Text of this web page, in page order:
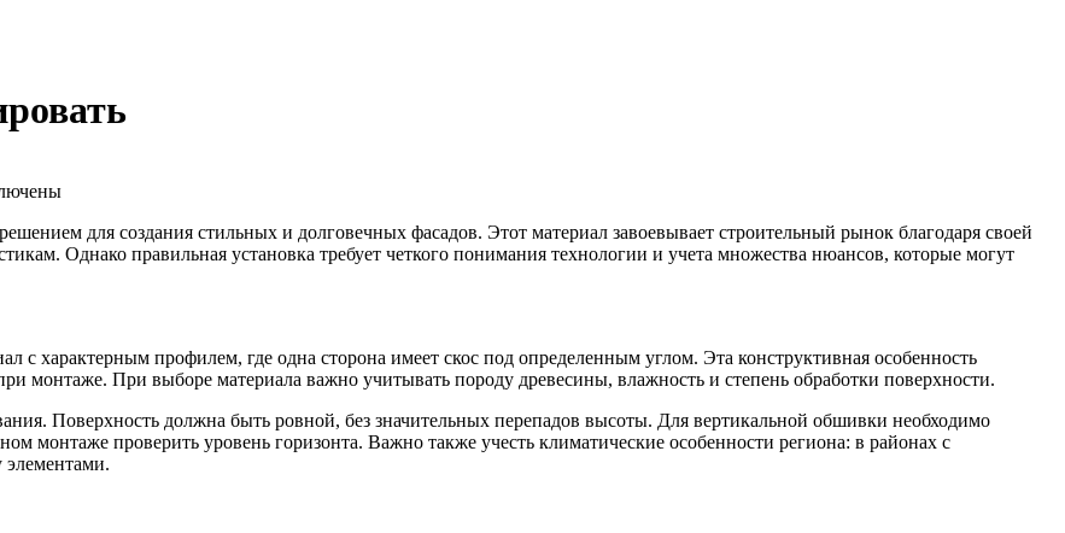
для создания стильных и долговечных фасадов. Этот материал завоевывает строительный рынок благодаря своей
Однако правильная установка требует четкого понимания технологии и учета множества нюансов, которые могут
с характерным профилем, где одна сторона имеет скос под определенным углом. Эта конструктивная особенность
монтаже. При выборе материала важно учитывать породу древесины, влажность и степень обработки поверхности.
Поверхность должна быть ровной, без значительных перепадов высоты. Для вертикальной обшивки необходимо
монтаже проверить уровень горизонта. Важно также учесть климатические особенности региона: в районах с